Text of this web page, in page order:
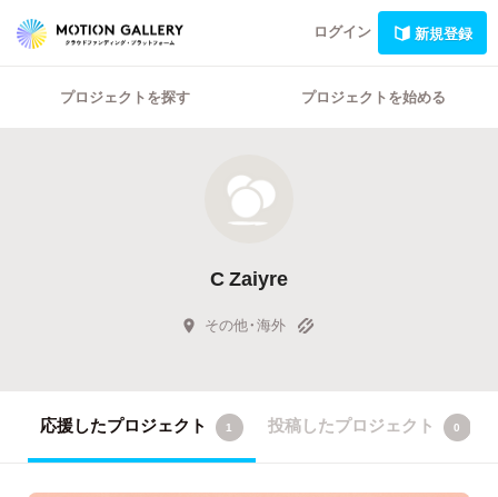
ログイン 新規登録
プロジェクトを探す プロジェクトを始める
C Zaiyre
その他・海外
応援したプロジェクト 1 投稿したプロジェクト 0